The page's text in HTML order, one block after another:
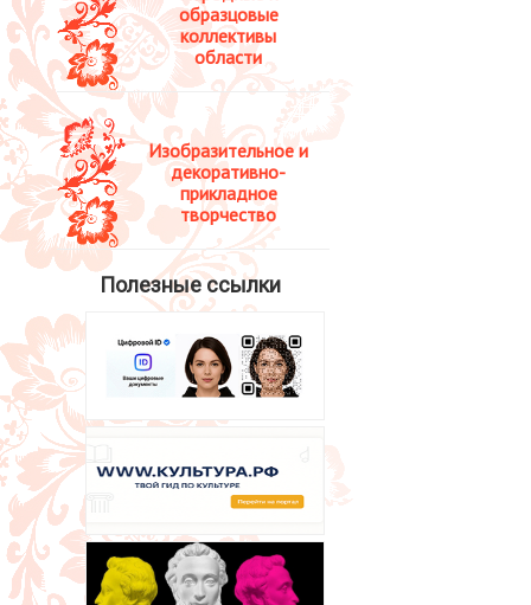
образцовые
коллективы
области
Изобразительное и
декоративно-
прикладное
творчество
Полезные ссылки